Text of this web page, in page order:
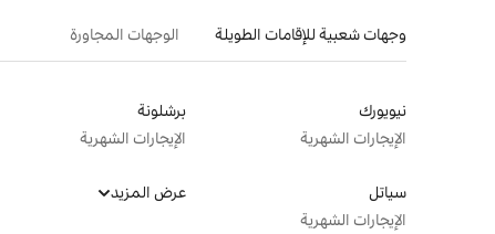
وجهات شعبية للإقامات الطويلة الوجهات المجاورة
نيويورك
الإيجارات الشهرية
برشلونة
الإيجارات الشهرية
سياتل
الإيجارات الشهرية
عرض المزيد